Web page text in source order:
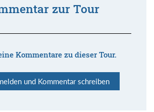
zur Tour
Kommentare zu dieser Tour.
und Kommentar schreiben